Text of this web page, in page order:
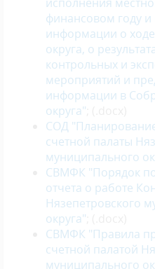
финансовом году и
информации о
округа, о
контрольных и
мероприятий и
информации в
округа"
СОД
счетной палаты
муниципального
СВМФК "Порядок
отчета о работе
Нязепетровского
округа"
СВМФК "Правила
счетной палатой
муниципального